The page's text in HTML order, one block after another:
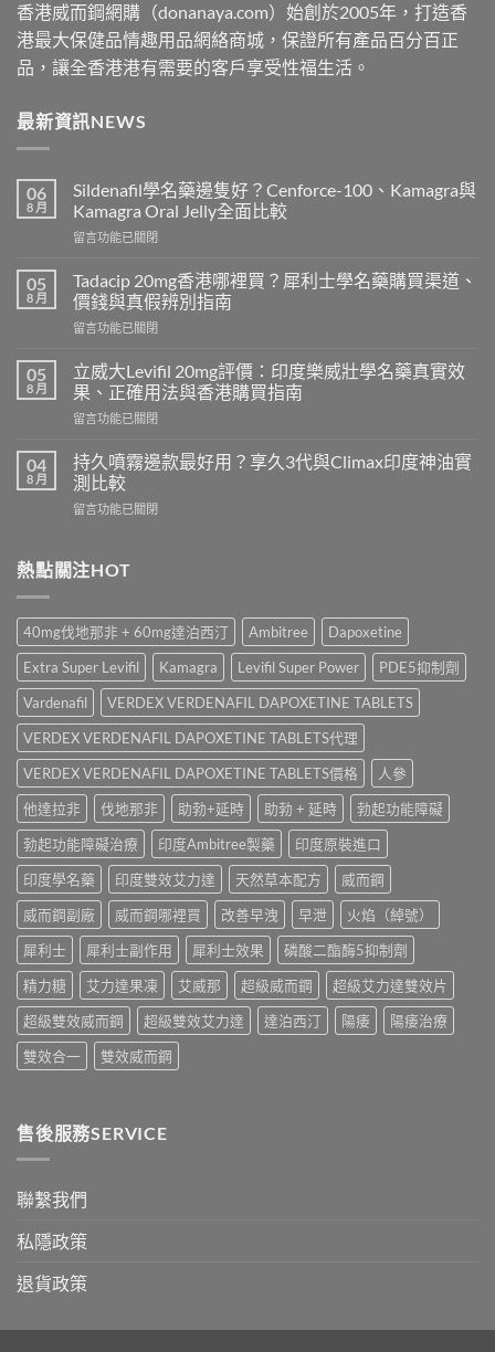
香港威而鋼網購（donanaya.com）始創於2005年，打造香
港最大保健品情趣用品網絡商城，保證所有產品百分百正
品，讓全香港港有需要的客戶享受性福生活。
最新資訊NEWS
06
8 月
Sildenafil學名藥邊隻好？Cenforce-100、Kamagra與
Kamagra Oral Jelly全面比較
在
學
名
藥
邊
好？
Cenforce-
100、
Kamagra
Kamagra
Oral
全
較〉
留言功能已關閉
05
8 月
Tadacip 20mg香港哪裡買？犀利士學名藥購買渠道、
價錢與真假辨別指南
在
20mg
香
港
哪
買？
犀
利
士
藥
渠
道、
價
錢
與
真
假
辨
別
指
南〉
中
留言功能已關閉
05
8 月
立威大Levifil 20mg評價：印度樂威壯學名藥真實效
果、正確用法與香港購買指南
在
威
大
Levifil
20mg
印
威
壯
名
藥
真
實
效
果、
正
確
用
法
與
香
港
購
買
指
南〉
中
留言功能已關閉
04
8 月
持久噴霧邊款最好用？享久3代與Climax印度神油實
測比較
在
噴
霧
款
最
好
用？
享
久
3
代
與
Climax
印
度
神
油
實
測
比
較〉
留言功能已關閉
熱點關注HOT
40mg伐地那非 + 60mg達泊西汀 Ambitree
Dapoxetine
Extra Super Levifil
Kamagra Levifil Super Power
PDE5抑制劑
Vardenafil
VERDEX VERDENAFIL DAPOXETINE TABLETS
VERDEX VERDENAFIL DAPOXETINE TABLETS代理
VERDEX VERDENAFIL DAPOXETINE TABLETS價格
人參
他達拉非
伐地那非 助勃+延時 助勃 + 延時
勃起功能障礙
勃起功能障礙治療
印度Ambitree製藥
印度原裝進口
印度學名藥
印度雙效艾力達 天然草本配方
威而鋼
威而鋼副廠
威而鋼哪裡買 改善早洩 早泄
火焰（綽號）
犀利士
犀利士副作用 犀利士效果
磷酸二酯酶5抑制劑
精力糖
艾力達果凍 艾威那 超級威而鋼
超級艾力達雙效片
超級雙效威而鋼
超級雙效艾力達 達泊西汀 陽痿
陽痿治療
雙效合一
雙效威而鋼
售後服務SERVICE
聯繫我們
私隱政策
退貨政策